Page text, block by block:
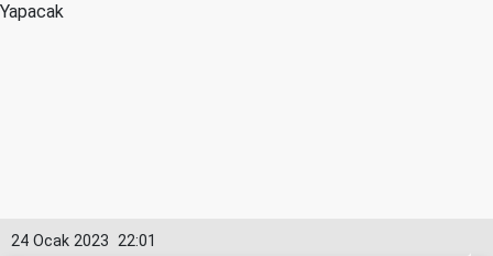
22:01
24 Ocak 2023